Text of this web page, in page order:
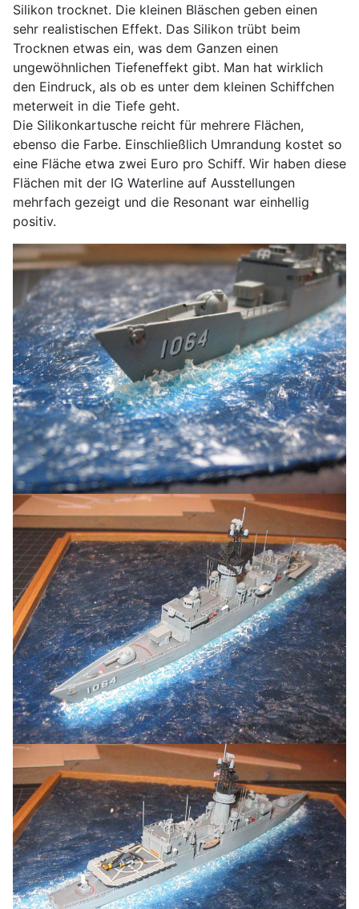
Silikon trocknet. Die kleinen Bläschen geben einen
sehr realistischen Effekt. Das Silikon trübt beim
Trocknen etwas ein, was dem Ganzen einen
ungewöhnlichen Tiefeneffekt gibt. Man hat wirklich
den Eindruck, als ob es unter dem kleinen Schiffchen
meterweit in die Tiefe geht.
Die Silikonkartusche reicht für mehrere Flächen,
ebenso die Farbe. Einschließlich Umrandung kostet so
eine Fläche etwa zwei Euro pro Schiff. Wir haben diese
Flächen mit der IG Waterline auf Ausstellungen
mehrfach gezeigt und die Resonant war einhellig
positiv.